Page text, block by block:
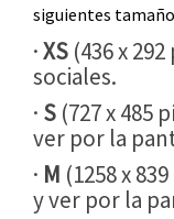
siguientes
·XS (436 x
sociales.
· S (727 x 485
ver por la
· M (1258 x
y ver por la